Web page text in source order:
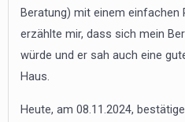
Beratung) mit einem einfachen
erzählte mir, dass sich mein
würde und er sah auch eine
Haus.
Heute, am 08.11.2024,